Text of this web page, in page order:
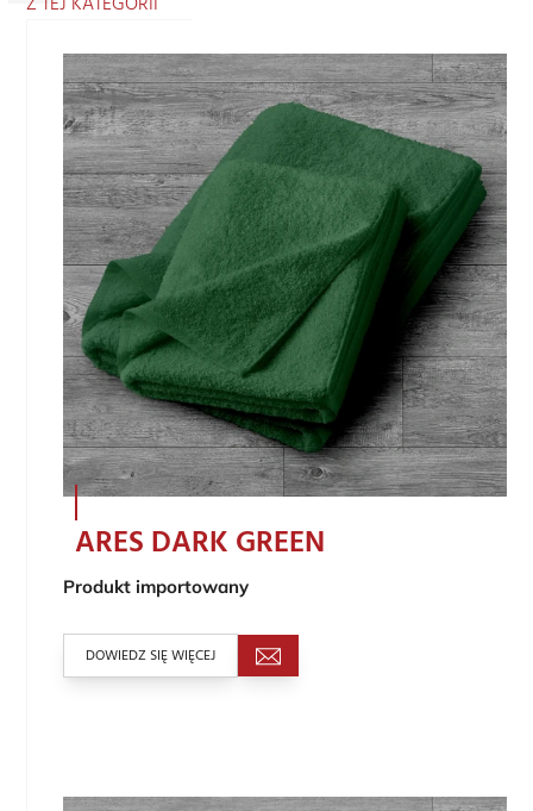
ARES DARK GREEN
Produkt importowany
DOWIEDZ SIĘ WIĘCEJ